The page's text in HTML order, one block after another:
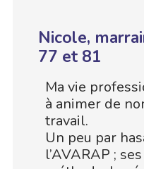
Nicole,
77 et 81
Ma vie
à animer de
travail.
Un peu par
l’AVARAP ;